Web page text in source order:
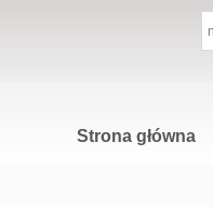
Strona główna